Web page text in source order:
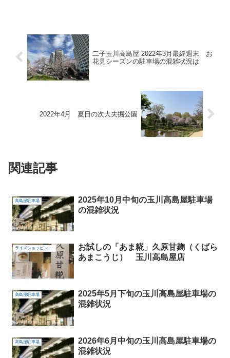
二子玉川高島屋 2022年3月最終週末 お
花見シーズンの駐車場の混雑状況は
2022年4月 夏日の次大夫掘公園
関連記事
高島屋駐車場
2025年10月中旬の玉川高島屋駐車場
の混雑状況
ライズショッピングセンター
お試しの「あま糀」久原甘麹（くばら
あまこうじ） 玉川高島屋店
高島屋駐車場
2025年5月下旬の玉川高島屋駐車場の
混雑状況
高島屋駐車場
2026年6月中旬の玉川高島屋駐車場の
混雑状況